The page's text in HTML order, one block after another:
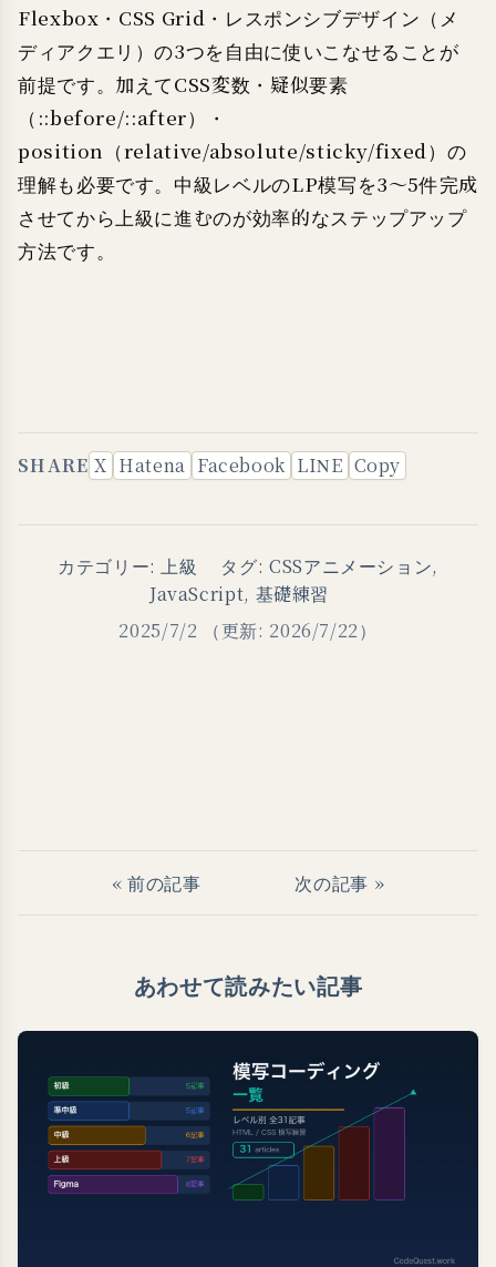
Flexbox・CSS Grid・レスポンシブデザイン（メ
ディアクエリ）の3つを自由に使いこなせることが
前提です。加えてCSS変数・疑似要素
（::before/::after）・
position（relative/absolute/sticky/fixed）の
理解も必要です。中級レベルのLP模写を3〜5件完成
させてから上級に進むのが効率的なステップアップ
方法です。
SHARE X Hatena Facebook LINE Copy
カテゴリー: 上級 タグ: CSSアニメーション,
JavaScript, 基礎練習
2025/7/2
（更新: 2026/7/22）
« 前の記事 次の記事 »
あわせて読みたい記事